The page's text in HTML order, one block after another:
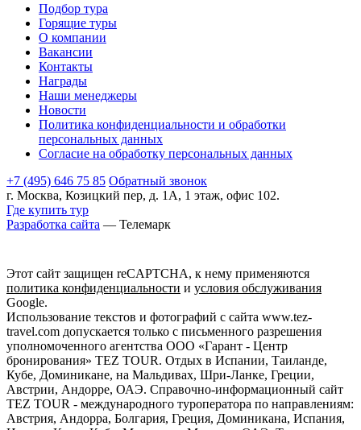
Подбор тура
Горящие туры
О компании
Вакансии
Контакты
Награды
Наши менеджеры
Новости
Политика конфиденциальности и обработки
персональных данных
Согласие на обработку персональных данных
+7 (495) 646 75 85 Обратный звонок
г. Москва, Козицкий пер, д. 1А, 1 этаж, офис 102.
Где купить тур
Разработка сайта — Телемарк
Этот сайт защищен reCAPTCHA, к нему применяются
политика конфиденциальности и условия обслуживания
Google.
Использование текстов и фотографий с сайта www.tez-
travel.com допускается только с письменного разрешения
уполномоченного агентства ООО «Гарант - Центр
бронирования» TEZ TOUR. Отдых в Испании, Таиланде,
Кубе, Доминикане, на Мальдивах, Шри-Ланке, Греции,
Австрии, Андорре, ОАЭ. Справочно-информационный сайт
TEZ TOUR - международного туроператора по направлениям:
Австрия, Андорра, Болгария, Греция, Доминикана, Испания,